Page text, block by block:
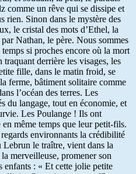
comme un rêve qui se dissipe et
rien. Sinon dans le mystère des
le cristal des mots d’Ethel, la
Nathan, le père. Nous sommes
si proches encore où la mort
derrière les visages, les
fille, dans le matin froid, se
ferme, bâtiment solitaire comme
l’océan des terres. Les
du langage, tout en économie, et
Les Poulange ! Ils ont
même temps que leur petit-fils.
environnants la crédibilité
le traître, vient dans la
merveilleuse, promener son
enfants : « Et cette jolie petite